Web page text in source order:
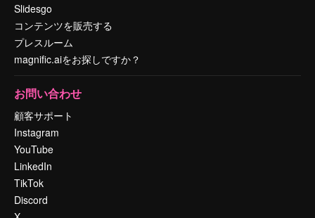
Slidesgo
コンテンツを販売する
プレスルーム
magnific.aiをお探しですか？
お問い合わせ
顧客サポート
Instagram
YouTube
LinkedIn
TikTok
Discord